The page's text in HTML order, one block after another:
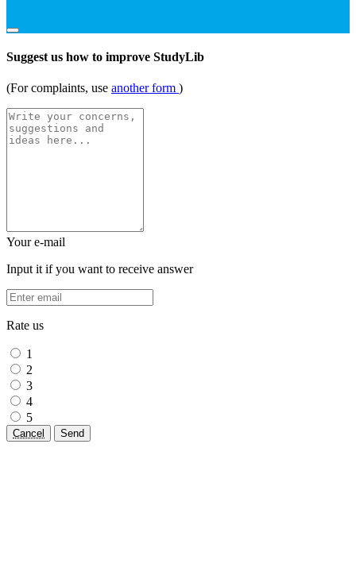
Suggest us how to improve StudyLib
(For complaints, use another form )
Your e-mail
Input it if you want to receive answer
Rate us
1
2
3
4
5
Cancel Send